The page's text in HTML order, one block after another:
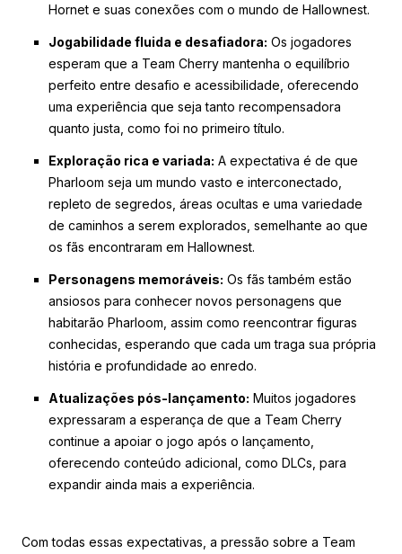
Hornet e suas conexões com o mundo de Hallownest.
Jogabilidade fluida e desafiadora: Os jogadores
esperam que a Team Cherry mantenha o equilíbrio
perfeito entre desafio e acessibilidade, oferecendo
uma experiência que seja tanto recompensadora
quanto justa, como foi no primeiro título.
Exploração rica e variada: A expectativa é de que
Pharloom seja um mundo vasto e interconectado,
repleto de segredos, áreas ocultas e uma variedade
de caminhos a serem explorados, semelhante ao que
os fãs encontraram em Hallownest.
Personagens memoráveis: Os fãs também estão
ansiosos para conhecer novos personagens que
habitarão Pharloom, assim como reencontrar figuras
conhecidas, esperando que cada um traga sua própria
história e profundidade ao enredo.
Atualizações pós-lançamento: Muitos jogadores
expressaram a esperança de que a Team Cherry
continue a apoiar o jogo após o lançamento,
oferecendo conteúdo adicional, como DLCs, para
expandir ainda mais a experiência.
Com todas essas expectativas, a pressão sobre a Team